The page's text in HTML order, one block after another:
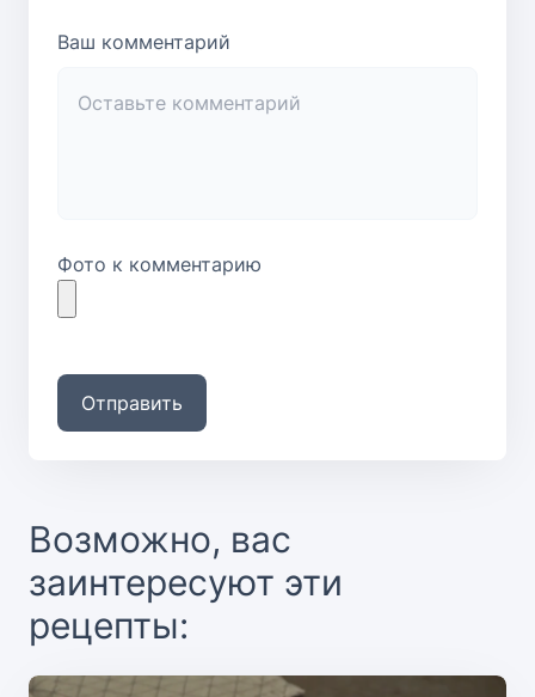
Ваш комментарий
Фото к комментарию
Отправить
Возможно, вас
заинтересуют эти
рецепты: